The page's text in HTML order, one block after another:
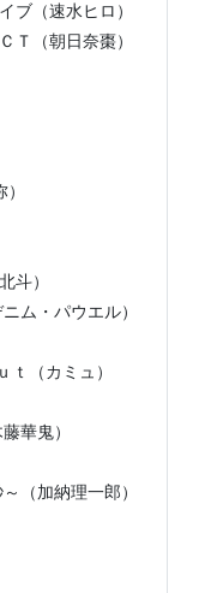
ブ（速水ヒロ）
Ｔ（朝日奈棗）
斗）
ム・パウエル）
（カミュ）
華鬼）
（加納理一郎）